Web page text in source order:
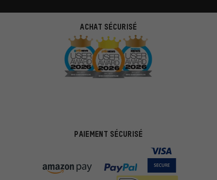
ACHAT SÉCURISÉ
PAIEMENT SÉCURISÉ